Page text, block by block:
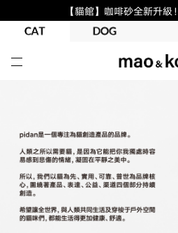
【貓館】咖啡砂全新升